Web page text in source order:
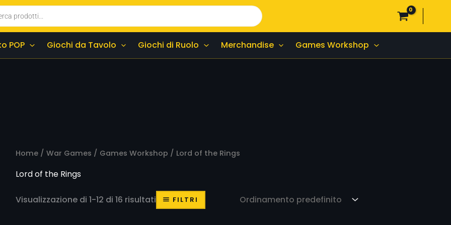
POP Giochi da Tavolo Giochi di Ruolo Merchandise Games Workshop
Home/ War Games / Games Workshop / Lord of the Rings
Lord of the Rings
Visualizzazione di 1-12 di 16 risultati FILTRI